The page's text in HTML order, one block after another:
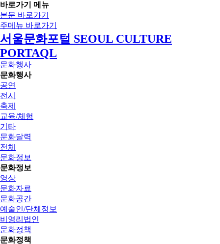
바로가기 메뉴
본문 바로가기
주메뉴 바로가기
서울문화포털 SEOUL CULTURE
PORTAQL
문화행사
문화행사
공연
전시
축제
교육/체험
기타
문화달력
전체
문화정보
문화정보
영상
문화자료
문화공간
예술인/단체정보
비영리법인
문화정책
문화정책